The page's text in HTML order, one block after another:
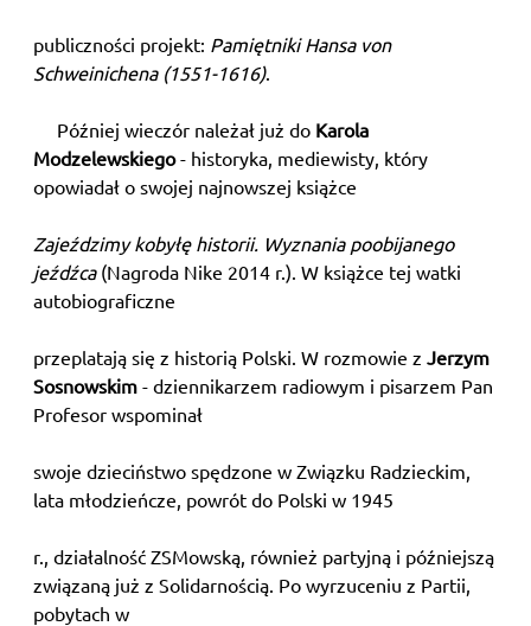
publiczności projekt: Pamiętniki Hansa von
Schweinichena (1551-1616).
Później wieczór należał już do Karola
Modzelewskiego- historyka, mediewisty, który
opowiadał o swojej najnowszej książce
Zajeździmy kobyłę historii. Wyznania poobijanego
jeźdźca(Nagroda Nike 2014 r.). W książce tej watki
autobiograficzne
przeplatają się z historią Polski. W rozmowie z Jerzym
Sosnowskim - dziennikarzem radiowym i pisarzem Pan
Profesor wspominał
swoje dzieciństwo spędzone w Związku Radzieckim,
lata młodzieńcze, powrót do Polski w 1945
r., działalność ZSMowską, również partyjną i późniejszą
związaną już z Solidarnością. Po wyrzuceniu z Partii,
pobytach w